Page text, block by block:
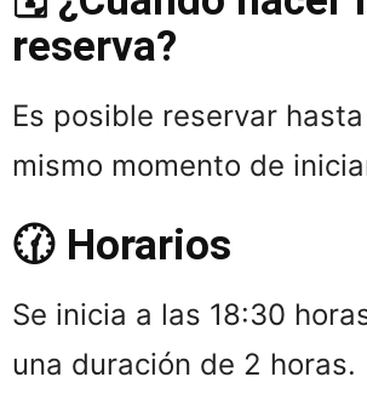
reserva?
Es posible reservar
mismo momento de
🕜 Horarios
Se inicia a las 18:30
una duración de 2 horas.